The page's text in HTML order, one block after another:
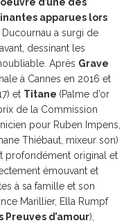
apparues lors
Ducournau a surgi de
dessinant les
Après Grave
à Cannes en 2016 et
et Titane (Palme d’or
de la Commission
pour Ruben Impens,
Thiébaut, mixeur son)
profondément original et
émouvant et
à sa famille et son
Marillier, Ella Rumpf
Preuves d’amour),